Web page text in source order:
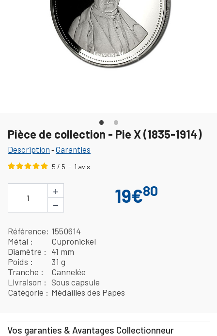
Pièce de collection - Pie X (1835-1914)
Description -Garanties
5 / 5 - 1 avis
1
+
−
19€80
Référence 1550614
Métal
Cupronickel
Diamètre
41 mm
Poids
31 g
Tranche
Cannelée
Livraison
Sous capsule
Catégorie
Médailles des Papes
Vos garanties & Avantages Collectionneur